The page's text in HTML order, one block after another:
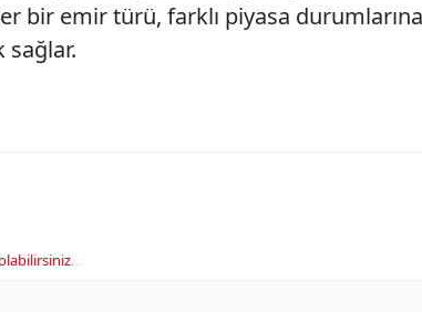
bir emir türü, farklı piyasa durumlarına
sağlar.
.